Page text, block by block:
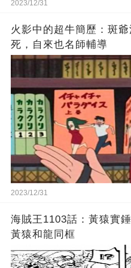
2023/12/31
火影中的超牛簡歷：斑
死，自來也名師輔導
2023/12/31
海賊王1103話：黃猿實
黃猿和龍同框